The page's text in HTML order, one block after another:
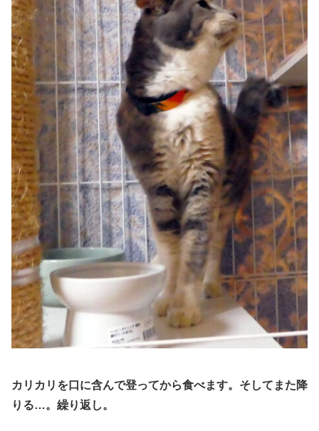
カリカリを口に含んで登ってから食べます。そしてまた降
りる…。 繰り返 し。